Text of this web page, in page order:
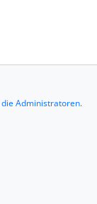
die Administratoren.